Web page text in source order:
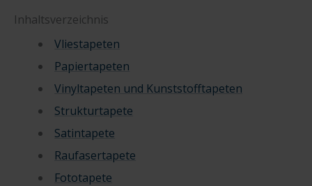
Inhaltsverzeichnis
Vliestapeten
Papiertapeten
Vinyltapeten und Kunststofftapeten
Strukturtapete
Satintapete
Raufasertapete
Fototapete